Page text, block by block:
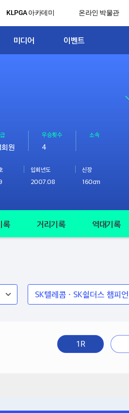
KLPGA 아카데미 온라인 박물관
미디어 이벤트
회원
우승횟수
4
소속
입회년도
2007.08
신장
160cm
록 거리기록 역대기록
1R